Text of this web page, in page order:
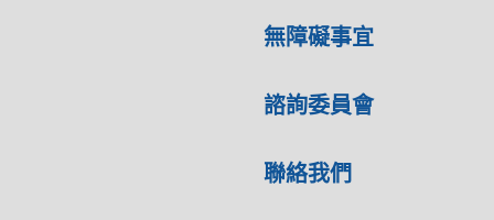
無障礙事宜
諮詢委員會
聯絡我們